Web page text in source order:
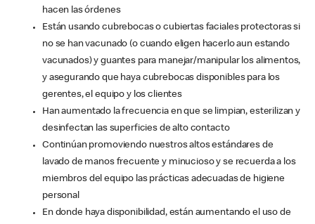
hacen las órdenes
Están usando cubrebocas o cubiertas faciales protectoras si
no se han vacunado (o cuando eligen hacerlo aun estando
vacunados) y guantes para manejar/manipular los alimentos,
y asegurando que haya cubrebocas disponibles para los
gerentes, el equipo y los clientes
Han aumentado la frecuencia en que se limpian, esterilizan y
desinfectan las superficies de alto contacto
Continúan promoviendo nuestros altos estándares de
lavado de manos frecuente y minucioso y se recuerda a los
miembros del equipo las prácticas adecuadas de higiene
personal
En donde haya disponibilidad, están aumentando el uso de